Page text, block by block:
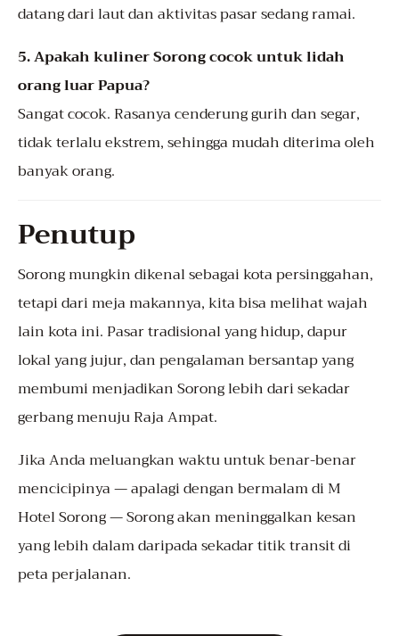
datang dari laut dan aktivitas pasar sedang ramai.
5. Apakah kuliner Sorong cocok untuk lidah
orang luar Papua?
Sangat cocok. Rasanya cenderung gurih dan segar,
tidak terlalu ekstrem, sehingga mudah diterima oleh
banyak orang.
Penutup
Sorong mungkin dikenal sebagai kota persinggahan,
tetapi dari meja makannya, kita bisa melihat wajah
lain kota ini. Pasar tradisional yang hidup, dapur
lokal yang jujur, dan pengalaman bersantap yang
membumi menjadikan Sorong lebih dari sekadar
gerbang menuju Raja Ampat.
Jika Anda meluangkan waktu untuk benar-benar
mencicipinya — apalagi dengan bermalam di M
Hotel Sorong — Sorong akan meninggalkan kesan
yang lebih dalam daripada sekadar titik transit di
peta perjalanan.